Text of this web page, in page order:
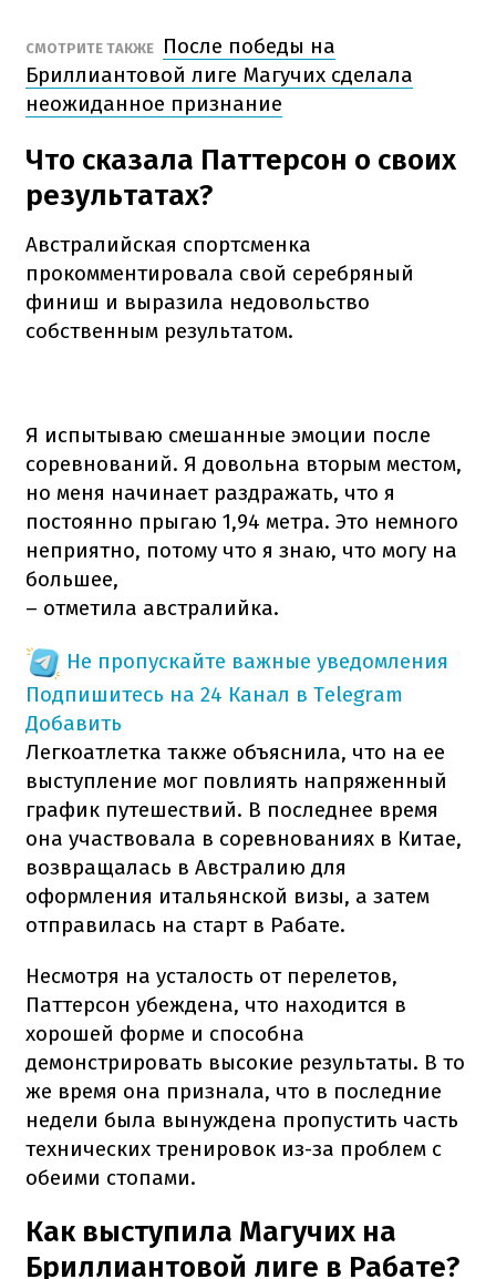
СМОТРИТЕ ТАКЖЕ
После победы на
Бриллиантовой лиге Магучих сделала
неожиданное признание
Что сказала Паттерсон о своих
результатах?
Австралийская спортсменка
прокомментировала свой серебряный
финиш и выразила недовольство
собственным результатом.
Я испытываю смешанные эмоции после
соревнований. Я довольна вторым местом,
но меня начинает раздражать, что я
постоянно прыгаю 1,94 метра. Это немного
неприятно, потому что я знаю, что могу на
большее,
– отметила австралийка.
Не пропускайте важные уведомления
Подпишитесь на 24 Канал в Telegram
Добавить
Легкоатлетка также объяснила, что на ее
выступление мог повлиять напряженный
график путешествий. В последнее время
она участвовала в соревнованиях в Китае,
возвращалась в Австралию для
оформления итальянской визы, а затем
отправилась на старт в Рабате.
Несмотря на усталость от перелетов,
Паттерсон убеждена, что находится в
хорошей форме и способна
демонстрировать высокие результаты. В то
же время она признала, что в последние
недели была вынуждена пропустить часть
технических тренировок из-за проблем с
обеими стопами.
Как выступила Магучих на
Бриллиантовой лиге в Рабате?